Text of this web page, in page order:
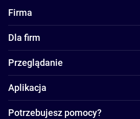
Firma
Dla firm
Przeglądanie
Aplikacja
Potrzebujesz pomocy?